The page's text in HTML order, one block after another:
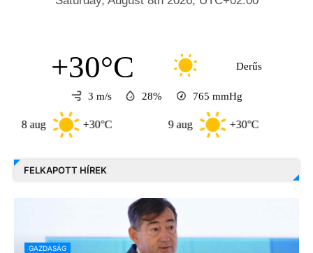
+30°C Derűs
3 m/s 28% 765 mmHg
+30°C +30°C
FELKAPOTT HÍREK
GAZDASÁG